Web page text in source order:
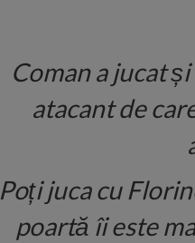
Coman a jucat
atacant de
Poți juca cu
poartă îi este